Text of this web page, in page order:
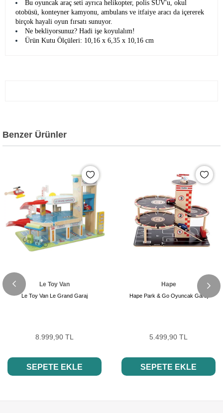
Bu oyuncak araç seti ayrıca helikopter, polis SUV'u, okul
otobüsü, konteyner kamyonu, ambulans ve itfaiye aracı da içererek
birçok hayali oyun fırsatı sunuyor.
Ne bekliyorsunuz? Hadi işe koyulalım!
Ürün Kutu Ölçüleri: 10,16 x 6,35 x 10,16 cm
Benzer Ürünler
Le Toy Van
Le Toy Van Le Grand Garaj
8.999,90 TL
SEPETE EKLE
Hape
Hape Park & Go Oyuncak Garaj
5.499,90 TL
SEPETE EKLE